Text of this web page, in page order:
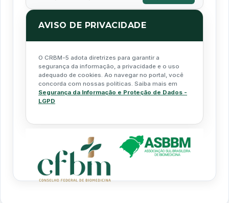
AVISO DE PRIVACIDADE
O CRBM-5 adota diretrizes para garantir a
segurança da informação, a privacidade e o uso
adequado de cookies. Ao navegar no portal, você
concorda com nossas políticas. Saiba mais em
Segurança da Informação e Proteção de Dados -
LGPD